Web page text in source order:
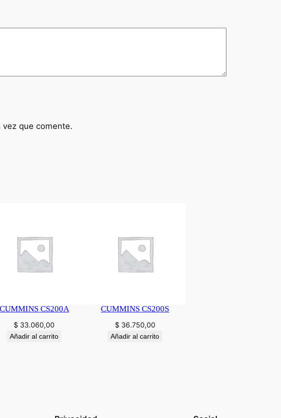
vez que comente.
CUMMINS CS200A
$ 33.060,00
Añadir al carrito
CUMMINS CS200S
$36.750,00
Añadir al carrito